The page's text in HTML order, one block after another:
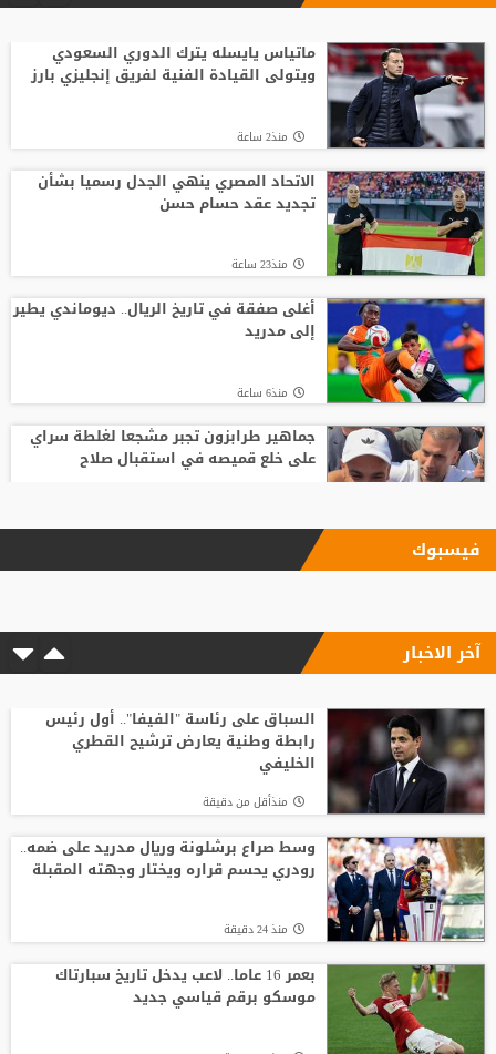
ماتياس يايسله يترك الدوري السعودي
ويتولى القيادة الفنية لفريق إنجليزي بارز
منذ2 ساعة
الاتحاد المصري ينهي الجدل رسميا بشأن
تجديد عقد حسام حسن
منذ23 ساعة
أغلى صفقة في تاريخ الريال.. ديوماندي يطير
إلى مدريد
منذ6 ساعة
جماهير طرابزون تجبر مشجعا لغلطة سراي
على خلع قميصه في استقبال صلاح
بعد رفض السعودية.. نادٍ فرنسي يتوصل
رودري يحسم قراره ويختار وجهته المقبلة
منذ 22 دقيقة
موعد توقيع عقد محمد صلاح مع طرابزون
من الأهلي السعودي للبريميرليج.. يايسله
يقود نيوكاسل رسميًا
فيسبوك
آخر الاخبار
السباق على رئاسة "الفيفا".. أول رئيس
رابطة وطنية يعارض ترشيح القطري
الخليفي
منذأقل من دقيقة
وسط صراع برشلونة وريال مدريد على ضمه..
رودري يحسم قراره ويختار وجهته المقبلة
منذ 24 دقيقة
بعمر 16 عاما.. لاعب يدخل تاريخ سبارتاك
موسكو برقم قياسي جديد